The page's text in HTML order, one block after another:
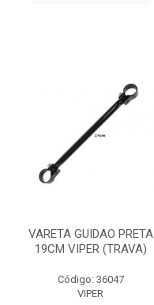
VARETA GUIDAO PRETA
19CM VIPER (TRAVA)
Código: 36047
VIPER